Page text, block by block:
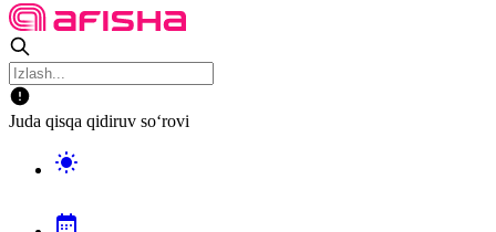
Juda qisqa qidiruv so‘rovi